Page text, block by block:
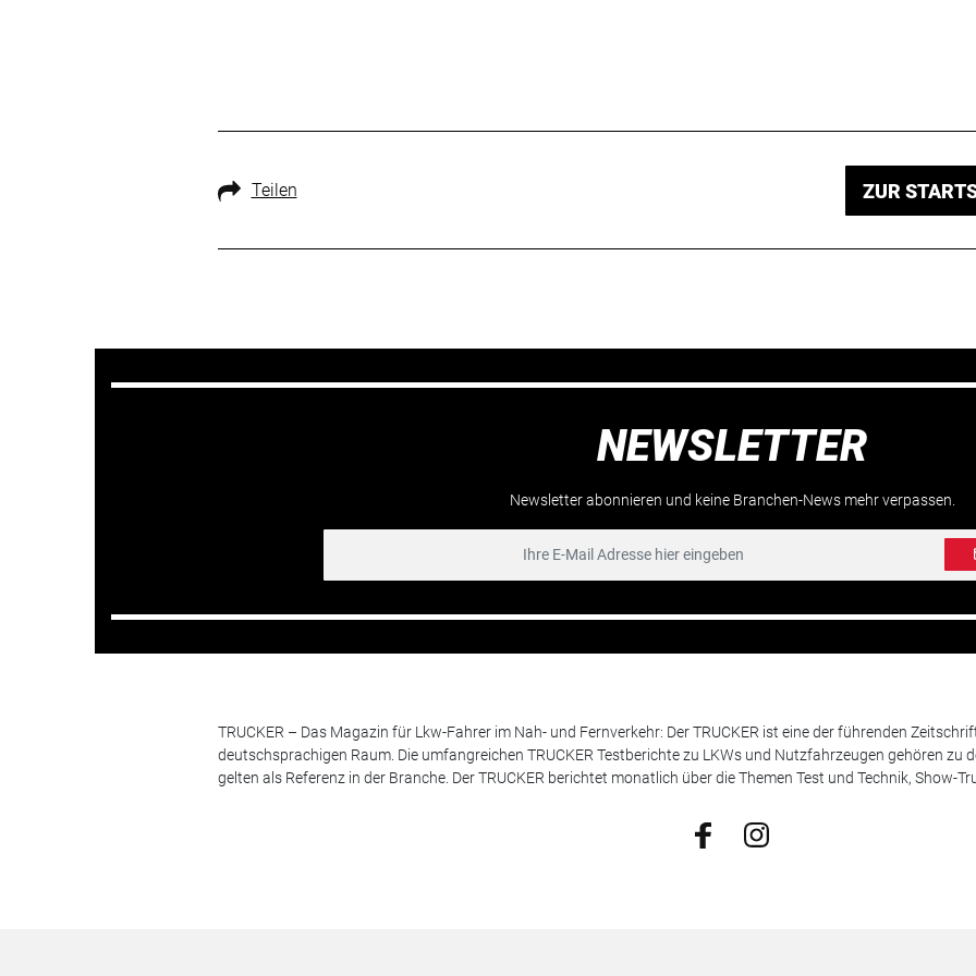
Teilen ZUR
NEWSLETTER
Newsletter abonnieren und keine Branchen-News mehr verpassen.
TRUCKER – Das Magazin für Lkw-Fahrer im Nah- und Fernverkehr: Der TRUCKER ist eine der führenden
deutschsprachigen Raum. Die umfangreichen TRUCKER Testberichte zu LKWs und Nutzfahrzeugen gehören zu
gelten als Referenz in der Branche. Der TRUCKER berichtet monatlich über die Themen Test und Technik, Show-